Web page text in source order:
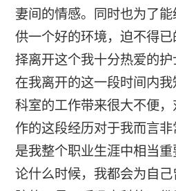
妻间的情感。同时也为了
供一个好的环境，迫不得
择离开这个我十分热爱的护
在我离开的这一段时间内
科室的工作带来很大不便
作的这段经历对于我而言
是我整个职业生涯中相当
论什么时候，我都会为自